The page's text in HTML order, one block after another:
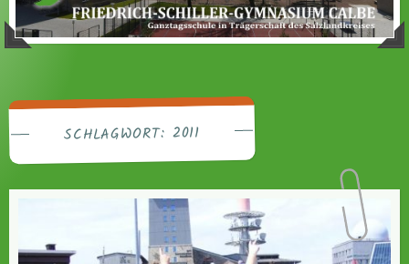
Friedrich-Schiller-
Gymnasium Calbe
Ganztagsgymnasium in Trägerschaft des
Salzlandkreises
SCHLAGWORT: 2011